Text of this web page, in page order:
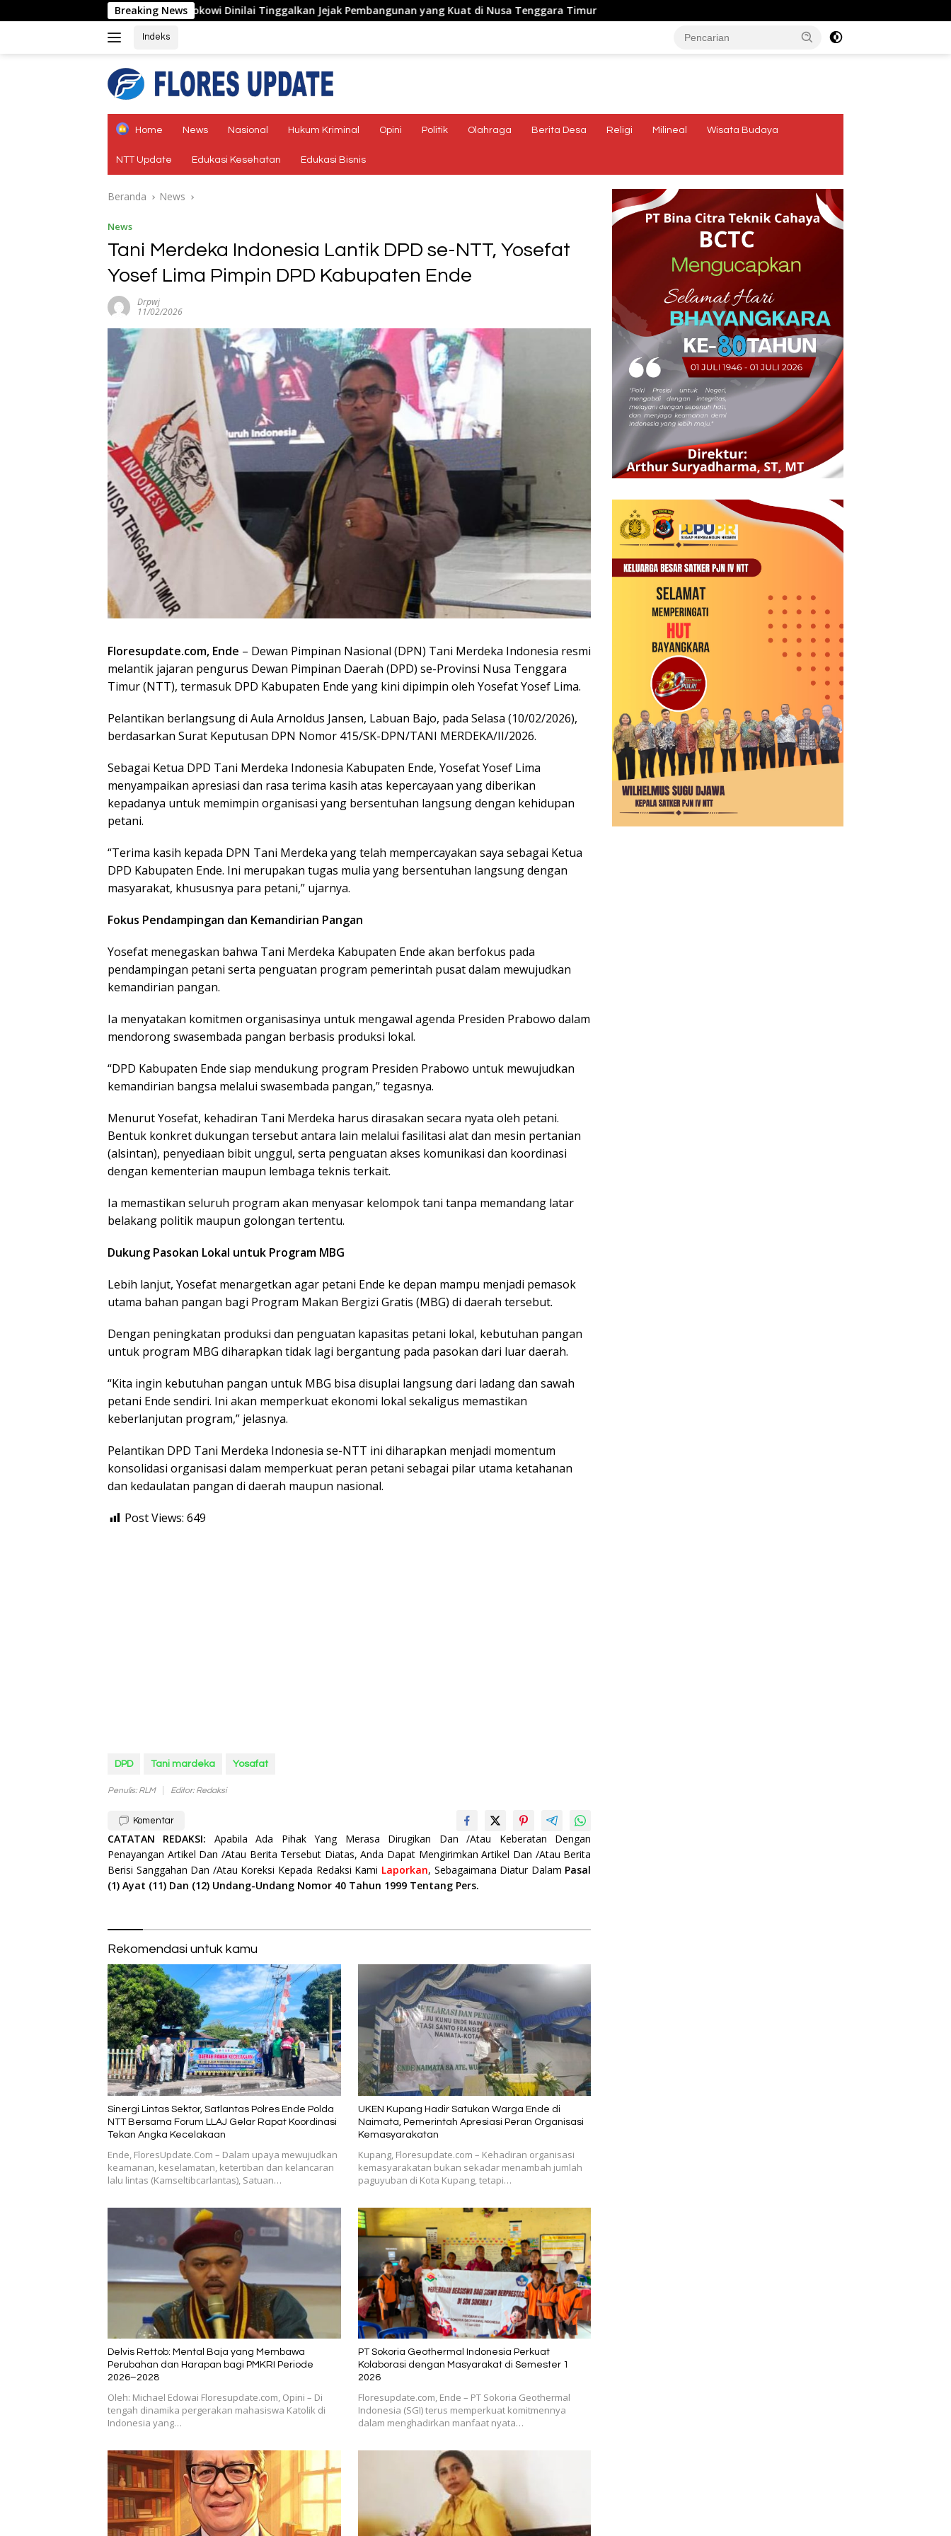
ke
Breaking News
Jokowi Dinilai Tinggalkan Jejak Pembangunan yang Kuat di Nusa Tenggara Timur
Indeks
Home News Nasional Hukum Kriminal Opini Politik Olahraga Berita Desa Religi Milineal Wisata Budaya
NTT Update Edukasi Kesehatan Edukasi Bisnis
Beranda News
News
Tani Merdeka Indonesia Lantik DPD se-NTT, Yosefat
Yosef Lima Pimpin DPD Kabupaten Ende
Drpwj
11/02/2026
Floresupdate.com, Ende – Dewan Pimpinan Nasional (DPN) Tani Merdeka Indonesia resmi
melantik jajaran pengurus Dewan Pimpinan Daerah (DPD) se-Provinsi Nusa Tenggara
Timur (NTT), termasuk DPD Kabupaten Ende yang kini dipimpin oleh Yosefat Yosef Lima.
Pelantikan berlangsung di Aula Arnoldus Jansen, Labuan Bajo, pada Selasa (10/02/2026),
berdasarkan Surat Keputusan DPN Nomor 415/SK-DPN/TANI MERDEKA/II/2026.
Sebagai Ketua DPD Tani Merdeka Indonesia Kabupaten Ende, Yosefat Yosef Lima
menyampaikan apresiasi dan rasa terima kasih atas kepercayaan yang diberikan
kepadanya untuk memimpin organisasi yang bersentuhan langsung dengan kehidupan
petani.
“Terima kasih kepada DPN Tani Merdeka yang telah mempercayakan saya sebagai Ketua
DPD Kabupaten Ende. Ini merupakan tugas mulia yang bersentuhan langsung dengan
masyarakat, khususnya para petani,” ujarnya.
Fokus Pendampingan dan Kemandirian Pangan
Yosefat menegaskan bahwa Tani Merdeka Kabupaten Ende akan berfokus pada
pendampingan petani serta penguatan program pemerintah pusat dalam mewujudkan
kemandirian pangan.
Ia menyatakan komitmen organisasinya untuk mengawal agenda Presiden Prabowo dalam
mendorong swasembada pangan berbasis produksi lokal.
“DPD Kabupaten Ende siap mendukung program Presiden Prabowo untuk mewujudkan
kemandirian bangsa melalui swasembada pangan,” tegasnya.
Menurut Yosefat, kehadiran Tani Merdeka harus dirasakan secara nyata oleh petani.
Bentuk konkret dukungan tersebut antara lain melalui fasilitasi alat dan mesin pertanian
(alsintan), penyediaan bibit unggul, serta penguatan akses komunikasi dan koordinasi
dengan kementerian maupun lembaga teknis terkait.
Ia memastikan seluruh program akan menyasar kelompok tani tanpa memandang latar
belakang politik maupun golongan tertentu.
Dukung Pasokan Lokal untuk Program MBG
Lebih lanjut, Yosefat menargetkan agar petani Ende ke depan mampu menjadi pemasok
utama bahan pangan bagi Program Makan Bergizi Gratis (MBG) di daerah tersebut.
Dengan peningkatan produksi dan penguatan kapasitas petani lokal, kebutuhan pangan
untuk program MBG diharapkan tidak lagi bergantung pada pasokan dari luar daerah.
“Kita ingin kebutuhan pangan untuk MBG bisa disuplai langsung dari ladang dan sawah
petani Ende sendiri. Ini akan memperkuat ekonomi lokal sekaligus memastikan
keberlanjutan program,” jelasnya.
Pelantikan DPD Tani Merdeka Indonesia se-NTT ini diharapkan menjadi momentum
konsolidasi organisasi dalam memperkuat peran petani sebagai pilar utama ketahanan
dan kedaulatan pangan di daerah maupun nasional.
Post Views: 649
DPD Tani mardeka Yosafat
Penulis: RLM Editor: Redaksi
Komentar
CATATAN REDAKSI: Apabila Ada Pihak Yang Merasa Dirugikan Dan /Atau Keberatan Dengan
Penayangan Artikel Dan /Atau Berita Tersebut Diatas, Anda Dapat Mengirimkan Artikel Dan /Atau Berita
Berisi Sanggahan Dan /Atau Koreksi Kepada Redaksi Kami Laporkan, Sebagaimana Diatur Dalam Pasal
(1) Ayat (11) Dan (12) Undang-Undang Nomor 40 Tahun 1999 Tentang Pers.
Rekomendasi untuk kamu
Sinergi Lintas Sektor, Satlantas Polres Ende Polda
NTT Bersama Forum LLAJ Gelar Rapat Koordinasi
Tekan Angka Kecelakaan
​Ende, FloresUpdate.Com – Dalam upaya mewujudkan
keamanan, keselamatan, ketertiban dan kelancaran
lalu lintas (Kamseltibcarlantas), Satuan…
UKEN Kupang Hadir Satukan Warga Ende di
Naimata, Pemerintah Apresiasi Peran Organisasi
Kemasyarakatan
Kupang, Floresupdate.com – Kehadiran organisasi
kemasyarakatan bukan sekadar menambah jumlah
paguyuban di Kota Kupang, tetapi…
Delvis Rettob: Mental Baja yang Membawa
Perubahan dan Harapan bagi PMKRI Periode
2026–2028
Oleh: Michael Edowai Floresupdate.com, Opini – Di
tengah dinamika pergerakan mahasiswa Katolik di
Indonesia yang…
PT Sokoria Geothermal Indonesia Perkuat
Kolaborasi dengan Masyarakat di Semester 1
2026
Floresupdate.com, Ende – PT Sokoria Geothermal
Indonesia (SGI) terus memperkuat komitmennya
dalam menghadirkan manfaat nyata…